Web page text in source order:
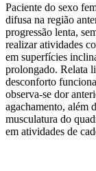
Paciente do sexo
difusa na região
progressão lenta,
realizar atividades
em superfícies
prolongado. Relata
desconforto
observa-se dor
agachamento, além
musculatura do
em atividades de